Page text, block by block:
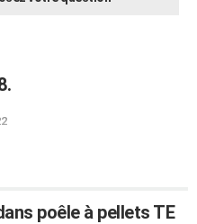
poêle à pellets TE